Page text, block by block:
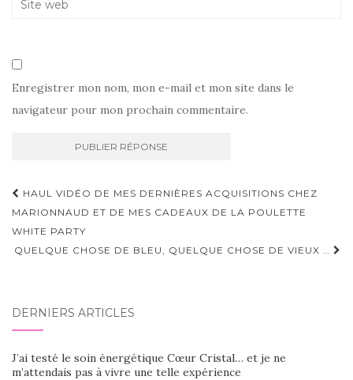
Enregistrer mon nom, mon e-mail et mon site dans le
navigateur pour mon prochain commentaire.
Navigation
d'article
HAUL VIDÉO DE MES DERNIÈRES ACQUISITIONS CHEZ
MARIONNAUD ET DE MES CADEAUX DE LA POULETTE
WHITE PARTY
QUELQUE CHOSE DE BLEU, QUELQUE CHOSE DE VIEUX …
DERNIERS ARTICLES
J’ai testé le soin énergétique Cœur Cristal… et je ne
m’attendais pas à vivre une telle expérience